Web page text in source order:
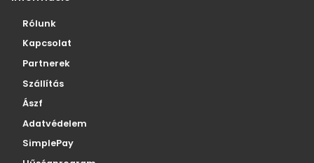
Rólunk
Kapcsolat
Partnerek
Szállítás
Ászf
Adatvédelem
SimplePay